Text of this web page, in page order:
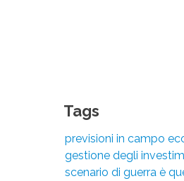
Tags
previsioni in campo
gestione degli
scenario di guerra è